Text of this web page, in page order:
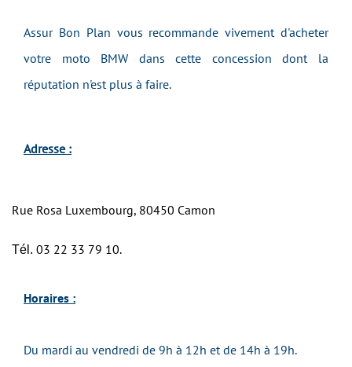
Assur Bon Plan vous recommande vivement d'acheter
votre moto BMW dans cette concession dont la
réputation n'est plus à faire.
Adresse :
Rue Rosa Luxembourg, 80450 Camon
Tél. 03 22 33 79 10.
Horaires :
Du mardi au vendredi de 9h à 12h et de 14h à 19h.